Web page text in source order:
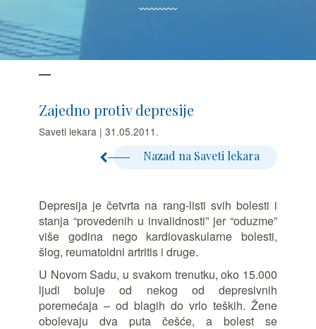
Zajedno protiv depresije
Saveti lekara | 31.05.2011.
Nazad na Saveti lekara
Depresija je četvrta na rang-listi svih bolesti i
stanja “provedenih u invalidnosti” jer “oduzme”
više godina nego kardiovaskularne bolesti,
šlog, reumatoidni artritis i druge.
U Novom Sadu, u svakom trenutku, oko 15.000
ljudi boluje od nekog od depresivnih
poremećaja – od blagih do vrlo teških. Žene
obolevaju dva puta češće, a bolest se